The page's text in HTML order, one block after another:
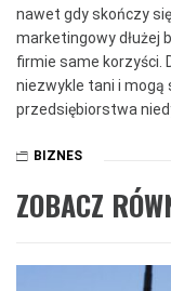
nawet gdy skończy
marketingowy dłużej
firmie same korzyści.
niezwykle tani i mogą
przedsiębiorstwa
BIZNES
ZOBACZ